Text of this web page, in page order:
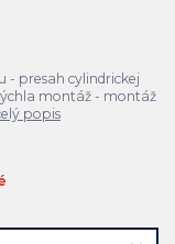
- presah cylindrickej
montáž - montáž
popis